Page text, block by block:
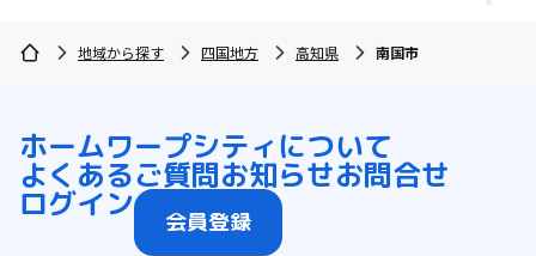
地域から探す 四国地方 高知県 南国市
ホームワープシティについて
よくあるご質問お知らせお問合せ
ログイン 会員登録